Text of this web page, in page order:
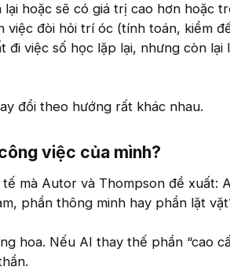
hoặc sẽ có giá trị cao hơn hoặc
việc đòi hỏi trí óc (tính toán, kiểm
đi việc số học lặp lại, nhưng còn lại
đổi theo hướng rất khác nhau.
việc của mình?​
mà Autor và Thompson đề xuất:
phần thông minh hay phần lặt
hoa. Nếu AI thay thế phần “cao